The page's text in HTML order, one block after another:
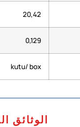
20,42
0,129
kutu/ box
الوثائق